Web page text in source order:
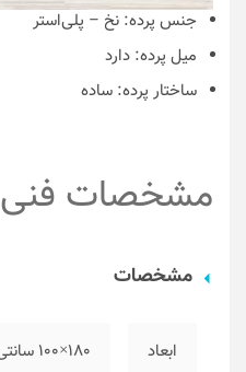
جنس پرده: نخ – پلی‌استر
میل پرده: دارد
ساختار پرده: ساده
مشخصات فنی
مشخصات
ابعاد ۱۸۰×۱۰۰ سانتی‌متر